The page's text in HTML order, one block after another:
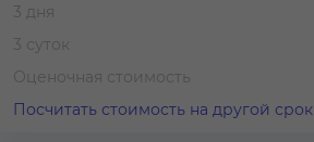
3 дня
3 суток
Оценочная стоимость
Посчитать стоимость на другой срок